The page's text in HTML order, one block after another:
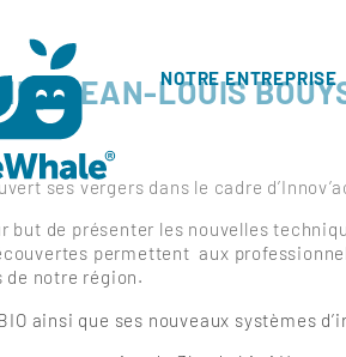
NOTRE ENTREPRISE
JEAN-LOUIS
ses vergers dans le cadre
de présenter les nouvelles
permettent aux
de notre région.
ainsi que ses nouveaux systèmes